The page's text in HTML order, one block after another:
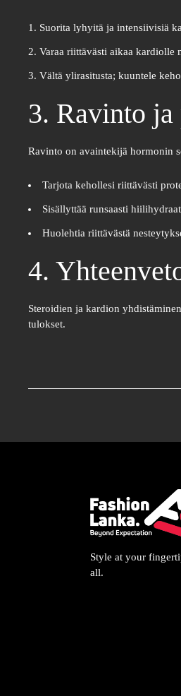
Suorita lyhyitä ja intensiivisiä
Varaa riittävästi aikaa kardiolle
Vältä ylirasitusta; kuuntele
3. Ravinto
Ravinto on avaintekijä hormonin
Tarjota kehollesi riittävästi
Sisällyttää runsaasti
Huolehtia riittävästä
4.
Steroidien ja kardion
tulokset.
Style at your
all.